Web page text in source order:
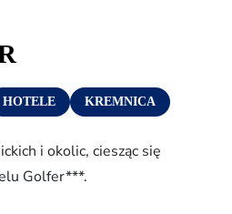
HOTELE KREMNICA
i okolic, ciesząc się
Golfer***.